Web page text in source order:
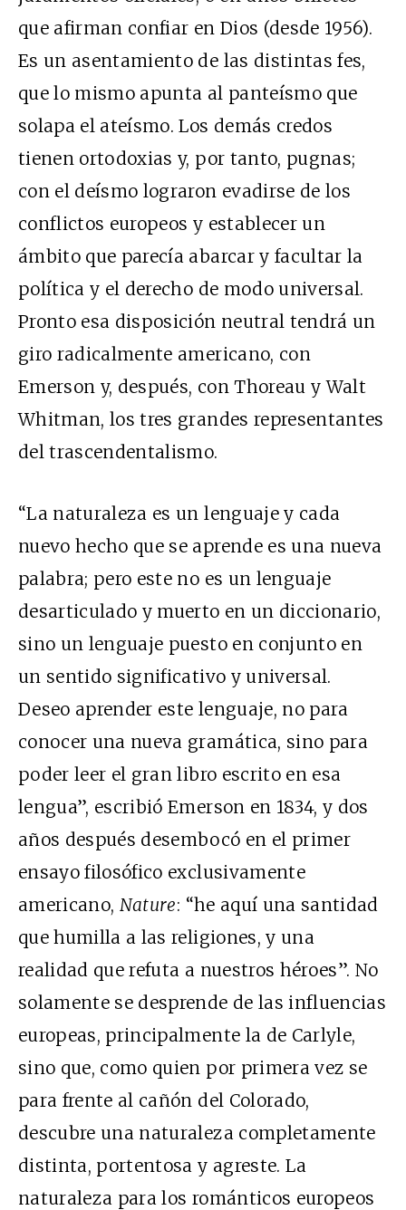
que afirman confiar en Dios (desde 1956).
Es un asentamiento de las distintas fes,
que lo mismo apunta al panteísmo que
solapa el ateísmo. Los demás credos
tienen ortodoxias y, por tanto, pugnas;
con el deísmo lograron evadirse de los
conflictos europeos y establecer un
ámbito que parecía abarcar y facultar la
política y el derecho de modo universal.
Pronto esa disposición neutral tendrá un
giro radicalmente americano, con
Emerson y, después, con Thoreau y Walt
Whitman, los tres grandes representantes
del trascendentalismo.
“La naturaleza es un lenguaje y cada
nuevo hecho que se aprende es una nueva
palabra; pero este no es un lenguaje
desarticulado y muerto en un diccionario,
sino un lenguaje puesto en conjunto en
un sentido significativo y universal.
Deseo aprender este lenguaje, no para
conocer una nueva gramática, sino para
poder leer el gran libro escrito en esa
lengua”, escribió Emerson en 1834, y dos
años después desembocó en el primer
ensayo filosófico exclusivamente
americano, Nature: “he aquí una santidad
que humilla a las religiones, y una
realidad que refuta a nuestros héroes”. No
solamente se desprende de las influencias
europeas, principalmente la de Carlyle,
sino que, como quien por primera vez se
para frente al cañón del Colorado,
descubre una naturaleza completamente
distinta, portentosa y agreste. La
naturaleza para los románticos europeos